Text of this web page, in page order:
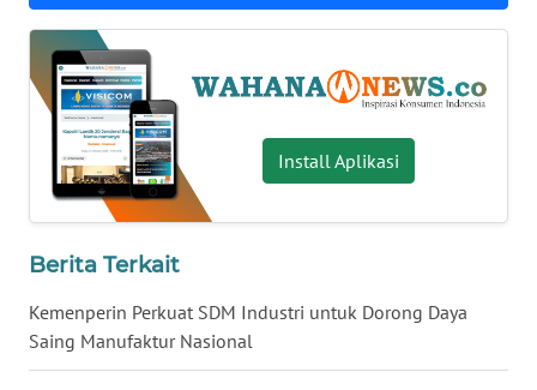
Install Aplikasi
Berita Terkait
Kemenperin Perkuat SDM Industri untuk Dorong Daya
Saing Manufaktur Nasional
WN
BENGKULU
WN
LAMPUNG
WN
NUSANTARA